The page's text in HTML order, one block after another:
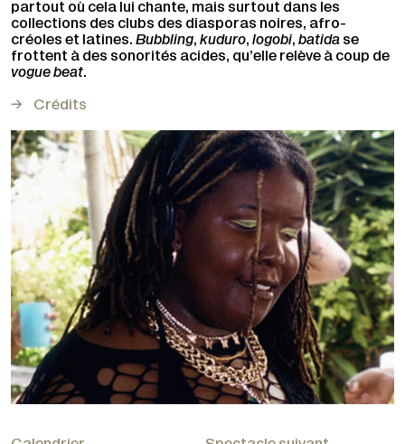
partout où cela lui chante, mais surtout dans les
collections des clubs des diasporas noires, afro-
créoles et latines. Bubbling, kuduro, logobi, batida se
frottent à des sonorités acides, qu’elle relève à coup de
vogue beat.
Crédits